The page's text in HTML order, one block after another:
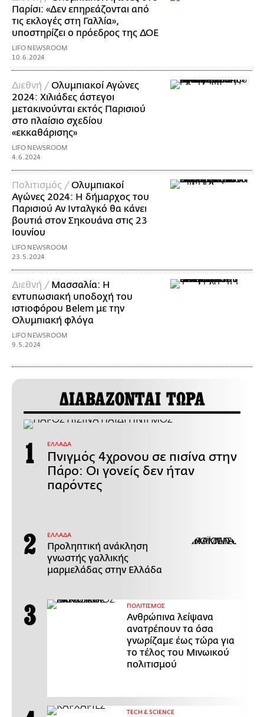
Παρίσι: «Δεν επηρεάζονται από
τις εκλογές στη Γαλλία»,
υποστηρίζει ο πρόεδρος της ΔΟΕ
LIFO NEWSROOM
10.6.2024
Διεθνή /Ολυμπιακοί Αγώνες
2024: Χιλιάδες άστεγοι
μετακινούνται εκτός Παρισιού
στο πλαίσιο σχεδίου
«εκκαθάρισης»
LIFO NEWSROOM
4.6.2024
Πολιτισμός /Ολυμπιακοί
Αγώνες 2024: Η δήμαρχος του
Παρισιού Αν Ινταλγκό θα κάνει
βουτιά στον Σηκουάνα στις 23
Ιουνίου
LIFO NEWSROOM
23.5.2024
Διεθνή / Μασσαλία: Η
εντυπωσιακή υποδοχή του
ιστιοφόρου Belem με την
Ολυμπιακή φλόγα
LIFO NEWSROOM
9.5.2024
ΔΙΑΒΑΖΟΝΤΑΙ ΤΩΡΑ
ΕΛΛΑΔΑ
Πνιγμός 4χρονου σε πισίνα στην
Πάρο: Οι γονείς δεν ήταν
παρόντες
ΕΛΛΑΔΑ
Προληπτική ανάκληση
γνωστής γαλλικής
μαρμελάδας στην Ελλάδα
ΠΟΛΙΤΙΣΜΟΣ
Ανθρώπινα λείψανα
ανατρέπουν τα όσα
γνωρίζαμε έως τώρα για
το τέλος του Μινωικού
πολιτισμού
ΤECH & SCIENCE